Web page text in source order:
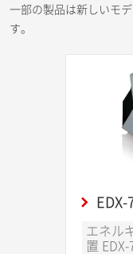
一部の製品は新しいモ
す。
EDX-
エネル
置 EDX-